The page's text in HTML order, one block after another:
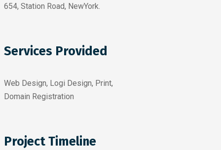
654, Station Road, NewYork.
Services Provided
Web Design, Logi Design, Print,
Domain Registration
Project Timeline